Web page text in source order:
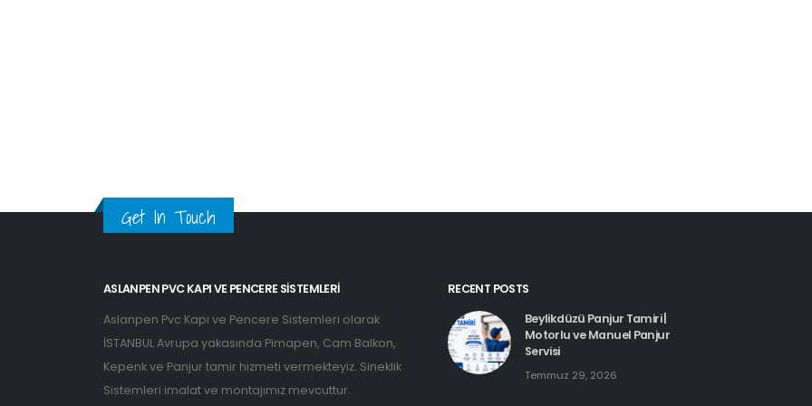
Get In Touch
ASLANPEN PVC KAPI VE PENCERE SISTEMLERI
Aslanpen Pvc Kapı ve Pencere Sistemleri olarak
İSTANBUL Avrupa yakasında Pimapen, Cam Balkon,
Kepenk ve Panjur tamir hizmeti vermekteyiz. Sineklik
Sistemleri imalat ve montajımız mevcuttur.
RECENT POSTS
Beylikdüzü Panjur Tamiri |
Motorlu ve Manuel Panjur
Servisi
Temmuz 29, 2026